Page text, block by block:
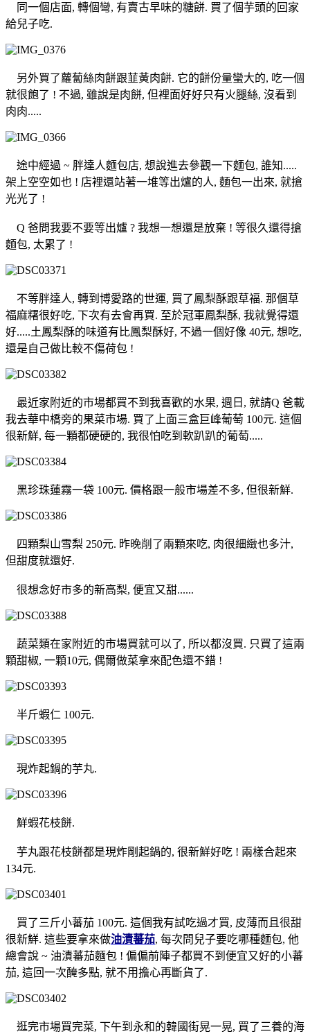
同一個店面, 轉個彎, 有賣古早味的糖餅. 買了個芋頭的回家
給兒子吃.
另外買了蘿蔔絲肉餅跟韮黃肉餅. 它的餅份量蠻大的, 吃一個
就很飽了 ! 不過, 雖說是肉餅, 但裡面好好只有火腿絲, 沒看到
肉肉.....
途中經過 ~ 胖達人麵包店, 想說進去參觀一下麵包, 誰知.....
架上空空如也 ! 店裡還站著一堆等出爐的人, 麵包一出來, 就搶
光光了 !
Q 爸問我要不要等出爐 ? 我想一想還是放棄 ! 等很久還得搶
麵包, 太累了 !
不等胖達人, 轉到博愛路的世運, 買了鳳梨酥跟草福. 那個草
福麻糬很好吃, 下次有去會再買. 至於冠軍鳳梨酥, 我就覺得還
好.....土鳳梨酥的味道有比鳳梨酥好, 不過一個好像 40元, 想吃,
還是自己做比較不傷荷包 !
最近家附近的市場都買不到我喜歡的水果, 週日, 就請Q 爸載
我去華中橋旁的果菜市場. 買了上面三盒巨峰葡萄 100元. 這個
很新鮮, 每一顆都硬硬的, 我很怕吃到軟趴趴的葡萄.....
黑珍珠蓮霧一袋 100元. 價格跟一般市場差不多, 但很新鮮.
四顆梨山雪梨 250元. 昨晚削了兩顆來吃, 肉很細緻也多汁,
但甜度就還好.
很想念好市多的新高梨, 便宜又甜......
蔬菜類在家附近的市場買就可以了, 所以都沒買. 只買了這兩
顆甜椒, 一顆10元, 偶爾做菜拿來配色還不錯 !
半斤蝦仁 100元.
現炸起鍋的芋丸.
鮮蝦花枝餅.
芋丸跟花枝餅都是現炸剛起鍋的, 很新鮮好吃 ! 兩樣合起來
134元.
買了三斤小蕃茄 100元. 這個我有試吃過才買, 皮薄而且很甜
很新鮮. 這些要拿來做油漬蕃茄, 每次問兒子要吃哪種麵包, 他
總會說 ~ 油漬蕃茄麵包 ! 偏偏前陣子都買不到便宜又好的小蕃
茄, 這回一次醃多點, 就不用擔心再斷貨了.
逛完市場買完菜, 下午到永和的韓國街晃一晃, 買了三養的海